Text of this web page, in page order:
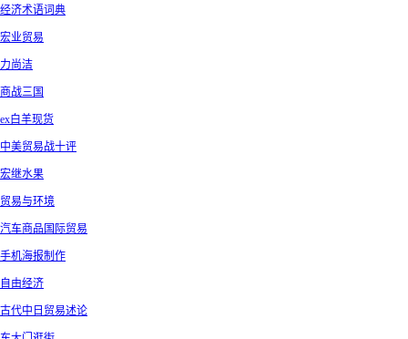
经济术语词典
宏业贸易
力尚洁
商战三国
ex白羊现货
中美贸易战十评
宏继水果
贸易与环境
汽车商品国际贸易
手机海报制作
自由经济
古代中日贸易述论